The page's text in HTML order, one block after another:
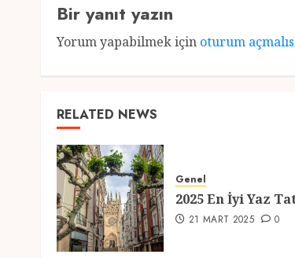
Bir yanıt yazın
Yorum yapabilmek için oturum
RELATED NEWS
Genel
2025 En İyi Yaz
21 MART 2025 0